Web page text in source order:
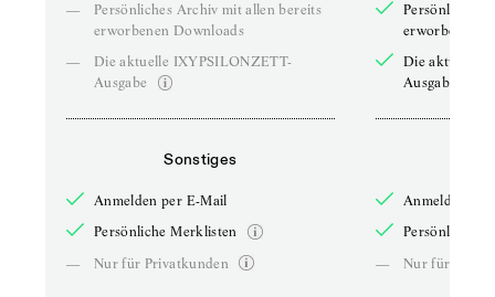
—
Persönliches Archiv mit allen bereits
erworbenen Downloads
—
Die aktuelle IXYPSILONZETT-
Ausgabe
Sonstiges
Anmelden per E-Mail
Persönliche Merklisten
—
Nur für Privatkunden
Persönliches
erworbenen
Die aktuelle
Ausgabe
Anmelden
Persönliche
—
Nur für